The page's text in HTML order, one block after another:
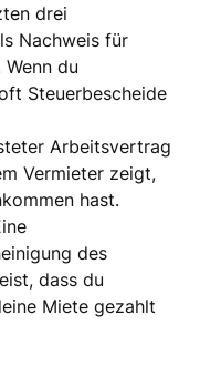
drei
Nachweis für
du
Steuerbescheide
Arbeitsvertrag
Vermieter zeigt,
hast.
des
dass du
Miete gezahlt